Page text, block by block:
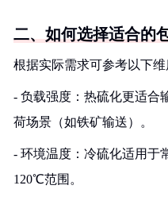
二、如何选择适合的
根据实际需求可参考以下维
- 负载强度：热硫化更适合
荷场景（如铁矿输送）。
- 环境温度：冷硫化适用于
120℃范围。